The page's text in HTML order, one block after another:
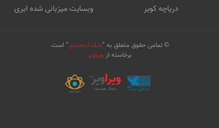
دریاچه کویر
وبسایت میزبانی شده ابری
© تمامی حقوق متعلق به "بابک ارجمندی" است.
برخاسته از ویراویر